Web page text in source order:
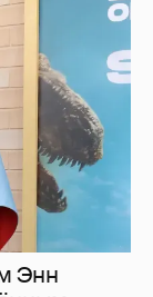
Энн